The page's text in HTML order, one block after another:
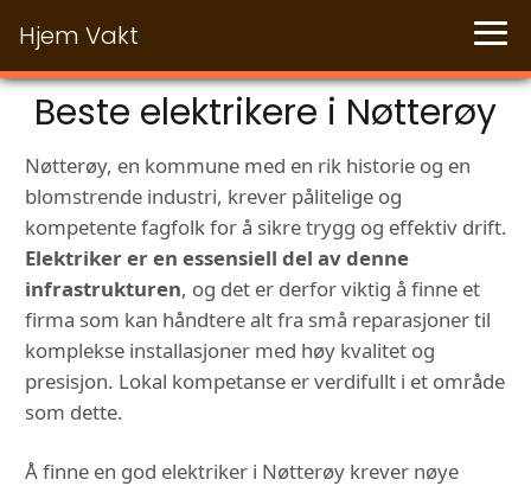
Hjem Vakt
Beste elektrikere i Nøtterøy
Nøtterøy, en kommune med en rik historie og en
blomstrende industri, krever pålitelige og
kompetente fagfolk for å sikre trygg og effektiv drift.
Elektriker er en essensiell del av denne
infrastrukturen, og det er derfor viktig å finne et
firma som kan håndtere alt fra små reparasjoner til
komplekse installasjoner med høy kvalitet og
presisjon. Lokal kompetanse er verdifullt i et område
som dette.
Å finne en god elektriker i Nøtterøy krever nøye